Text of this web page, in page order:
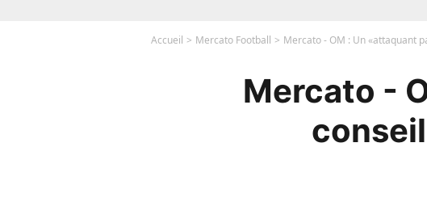
Accueil Mercato Football Mercato - OM : Un «attaquant
Mercato -